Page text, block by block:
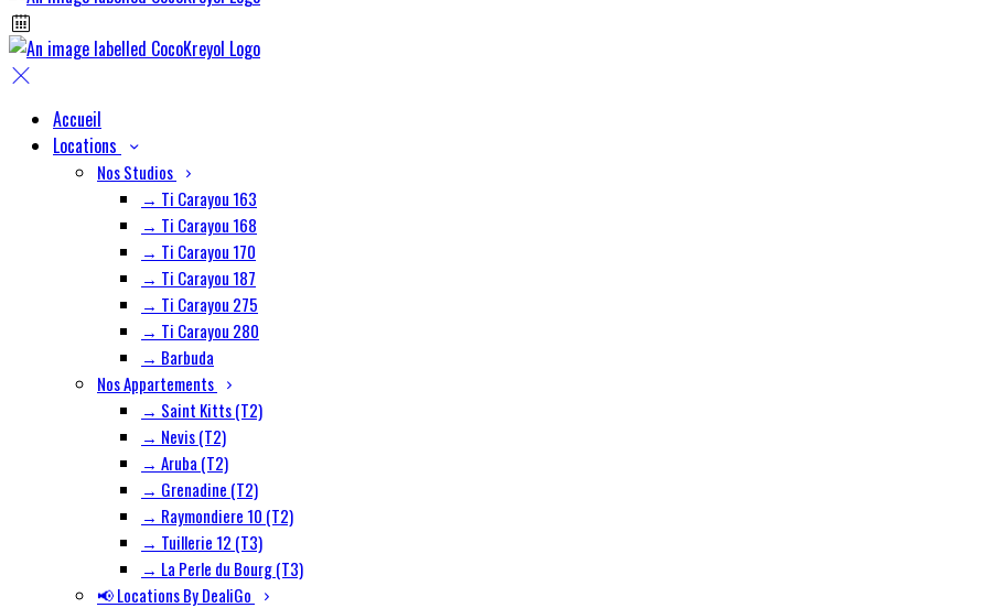
Accueil
Locations
Nos Studios
→ Ti Carayou 163
→ Ti Carayou 168
→ Ti Carayou 170
→ Ti Carayou 187
→ Ti Carayou 275
→ Ti Carayou 280
→ Barbuda
Nos Appartements
→ Saint Kitts (T2)
→ Nevis (T2)
→ Aruba (T2)
→ Grenadine (T2)
→ Raymondiere 10 (T2)
→ Tuillerie 12 (T3)
→ La Perle du Bourg (T3)
📢 Locations By DealiGo